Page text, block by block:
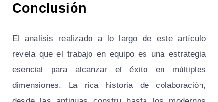
Conclusión
El análisis realizado a lo largo de este artículo
revela que el trabajo en equipo es una estrategia
esencial para alcanzar el éxito en múltiples
dimensiones. La rica historia de colaboración,